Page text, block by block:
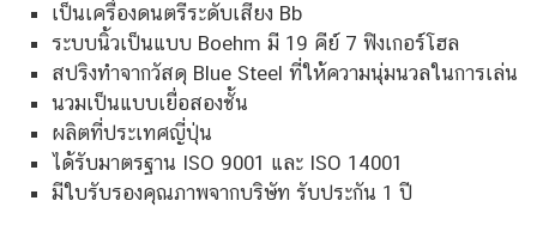
เป็นเครื่องดนตรีระดับเสียง Bb
ระบบนิ้วเป็นแบบ Boehm มี 19 คีย์ 7 ฟิงเกอร์โฮล
สปริงทำจากวัสดุ Blue Steel ที่ให้ความนุ่มนวลในการเล่น
นวมเป็นแบบเยื่อสองชั้น
ผลิตที่ประเทศญี่ปุ่น
ได้รับมาตรฐาน ISO 9001 และ ISO 14001
มีใบรับรองคุณภาพจากบริษัท รับประกัน 1 ปี